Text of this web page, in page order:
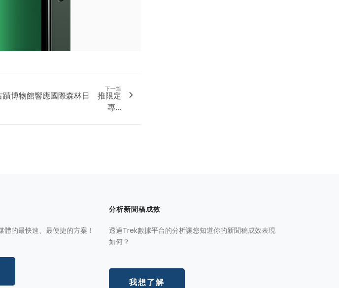
下一篇
蹟博物館響應國際森林日 推限定
專...
的最快速、最便捷的方案！
分析新聞稿成效
透過Trek數據平台的分析讓您知道你的新聞稿成效表現
如何？
我想了解